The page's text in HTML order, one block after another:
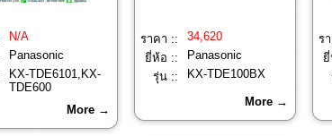
N/A
Panasonic
KX-TDE6101,KX-
TDE600
More →
ราคา ::
34,620
ยี่ห้อ ::
Panasonic
รุ่น ::
KX-TDE100BX
More →
ร